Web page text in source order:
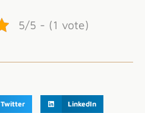
5/5 - (1 vote)
Twitter LinkedIn